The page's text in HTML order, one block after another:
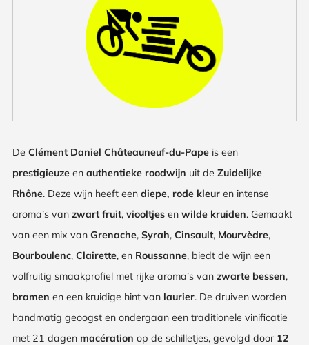
De Clément Daniel Châteauneuf-du-Pape is een
prestigieuze en authentieke roodwijn uit de Zuidelijke
Rhône. Deze wijn heeft een diepe, rode kleur en intense
aroma’s van zwart fruit, viooltjes en wilde kruiden. Gemaakt
van een mix van Grenache, Syrah, Cinsault, Mourvèdre,
Bourboulenc, Clairette, en Roussanne, biedt de wijn een
volfruitig smaakprofiel met rijke aroma’s van zwarte bessen,
bramen en een kruidige hint van laurier. De druiven worden
handmatig geoogst en ondergaan een traditionele vinificatie
met 21 dagen macération op de schilletjes, gevolgd door 12